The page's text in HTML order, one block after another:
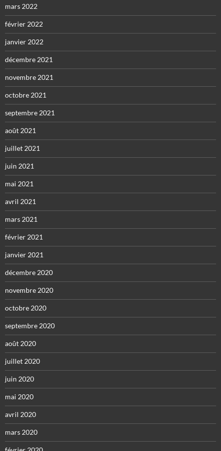
mars 2022
février 2022
janvier 2022
décembre 2021
novembre 2021
octobre 2021
septembre 2021
août 2021
juillet 2021
juin 2021
mai 2021
avril 2021
mars 2021
février 2021
janvier 2021
décembre 2020
novembre 2020
octobre 2020
septembre 2020
août 2020
juillet 2020
juin 2020
mai 2020
avril 2020
mars 2020